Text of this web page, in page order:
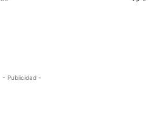
- Publicidad -